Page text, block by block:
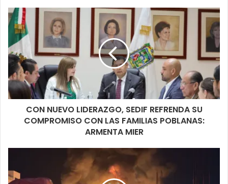
CON NUEVO LIDERAZGO, SEDIF REFRENDA SU
COMPROMISO CON LAS FAMILIAS POBLANAS:
ARMENTA MIER